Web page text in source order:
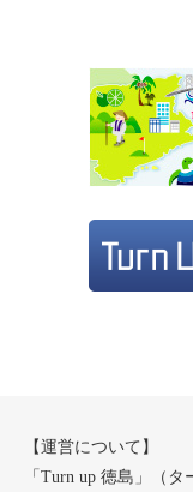
【運営について】
「Turn up 徳島」（